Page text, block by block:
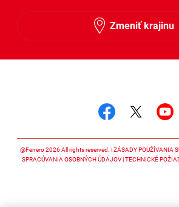
Zmeniť krajinu
@Ferrero 2026 All rights reserved. ZÁSADY POUŽÍVANIA
SPRACÚVANIA OSOBNÝCH ÚDAJOV TECHNICKÉ